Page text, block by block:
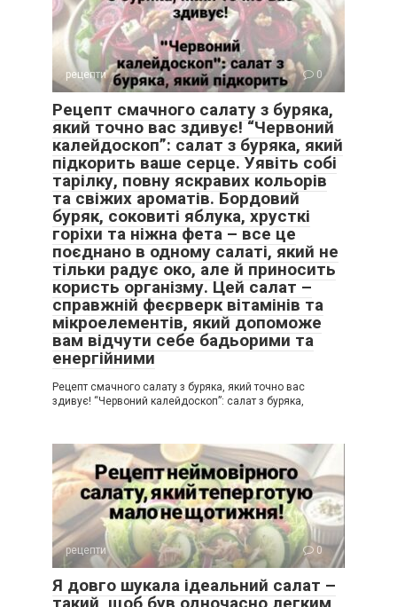
рецепти 0
Рецепт смачного салату з буряка,
який точно вас здивує! “Червоний
калейдоскоп”: салат з буряка, який
підкорить ваше серце. Уявіть собі
тарілку, повну яскравих кольорів
та свіжих ароматів. Бордовий
буряк, соковиті яблука, хрусткі
горіхи та ніжна фета – все це
поєднано в одному салаті, який не
тільки радує око, але й приносить
користь організму. Цей салат –
справжній феєрверк вітамінів та
мікроелементів, який допоможе
вам відчути себе бадьорими та
енергійними
Рецепт смачного салату з буряка, який точно вас
здивує! “Червоний калейдоскоп”: салат з буряка,
рецепти 0
Я довго шукала ідеальний салат –
такий, щоб був одночасно легким,